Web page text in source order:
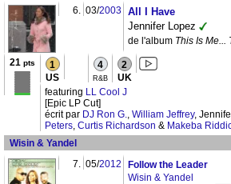
6. 03/2003
All I Have
Jennifer Lopez
de l'album This Is Me...
21 pts 1
US
4
R&B
2
UK
featuring LL Cool J
[Epic LP Cut]
écrit par DJ Ron G. William Jeffrey,
Peters Curtis Richardson & Makeba
Wisin & Yandel
7.
05/2012
Follow the Leader
Wisin & Yandel